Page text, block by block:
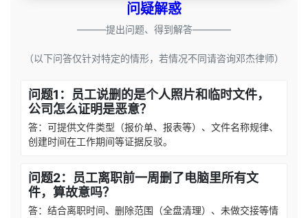
问疑解惑
———提出问题、得到解答————
（以下问答仅针对特定的情形，若情况不同请咨询邓杰律师）
问题1：员工说删的是个人照片和临时文件，
公司怎么证明是恶意？
答：可提供文件类型（报价单、报表等）、文件名称规律、
创建时间在工作期间等证据反驳。
问题2：员工离职前一周删了电脑里所有文
件，算故意吗？
答：结合离职时间、删除范围（全盘清理）、未做交接等情